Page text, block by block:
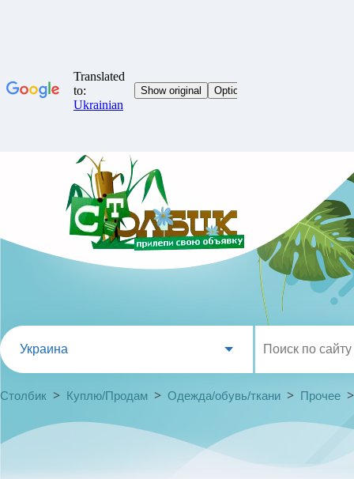
Украина
Столбик > Куплю/Продам > Одежда/обувь/ткани > Прочее